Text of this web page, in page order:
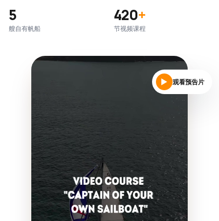
5
艘自有帆船
420+
节视频课程
观看预告片